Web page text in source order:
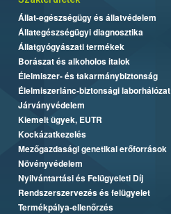
Állat-egészségügy és állatvédelem
Állategészségügyi diagnosztika
Állatgyógyászati termékek
Borászat és alkoholos italok
Élelmiszer- és takarmánybiztonság
Élelmiszerlánc-biztonsági laborhálózat
Járványvédelem
Kiemelt ügyek, EUTR
Kockázatkezelés
Mezőgazdasági genetikai erőforrások
Növényvédelem
Nyilvántartási és Felügyeleti Díj
Rendszerszervezés és felügyelet
Termékpálya-ellenőrzés